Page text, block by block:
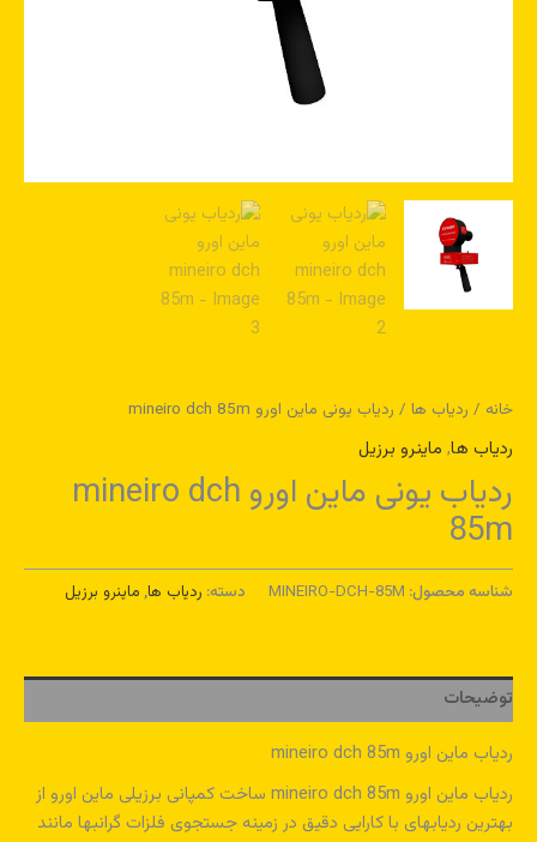
خانه / ردیاب ها / ردیاب یونی ماین اورو mineiro dch 85m
ردیاب ها, ماینرو برزیل
ردیاب یونی ماین اورو mineiro dch
85m
شناسه محصول: MINEIRO-DCH-85M دسته: ردیاب ها, ماینرو برزیل
توضیحات
ردیاب ماین اورو mineiro dch 85m
ردیاب ماین اورو mineiro dch 85m ساخت کمپانی برزیلی ماین اورو از
بهترین ردیابهای با کارایی دقیق در زمینه جستجوی فلزات گرانبها مانند